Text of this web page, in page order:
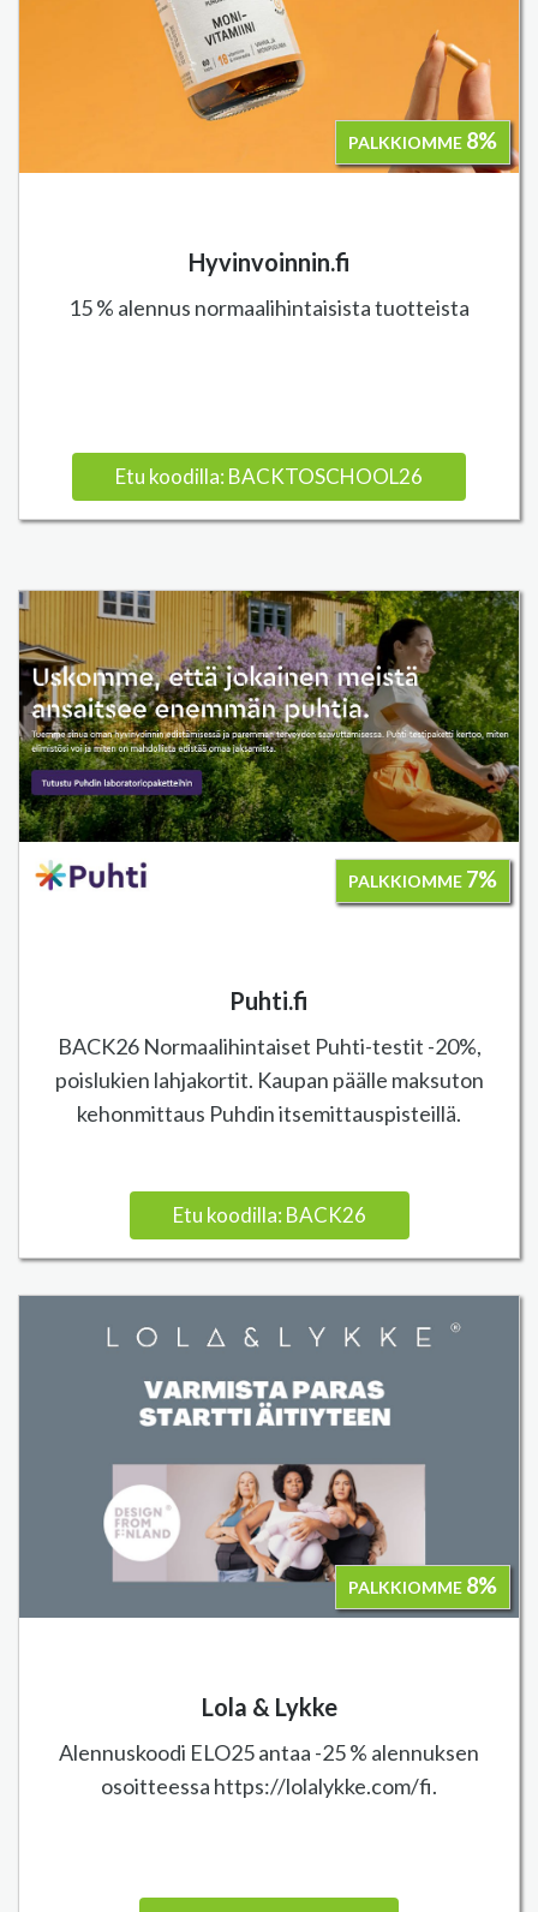
PALKKIOMME 8%
Hyvinvoinnin.fi
15 % alennus normaalihintaisista tuotteista
Etu koodilla: BACKTOSCHOOL26
PALKKIOMME 7%
Puhti.fi
BACK26 Normaalihintaiset Puhti-testit -20%,
poislukien lahjakortit. Kaupan päälle maksuton
kehonmittaus Puhdin itsemittauspisteillä.
Etu koodilla: BACK26
PALKKIOMME 8%
Lola & Lykke
Alennuskoodi ELO25 antaa -25 % alennuksen
osoitteessa https://lolalykke.com/fi.